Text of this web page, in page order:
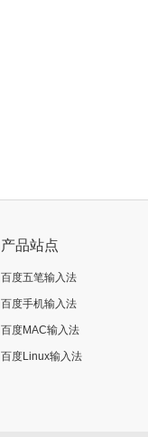
产品站点
百度五笔输入法
百度手机输入法
百度MAC输入法
百度Linux输入法